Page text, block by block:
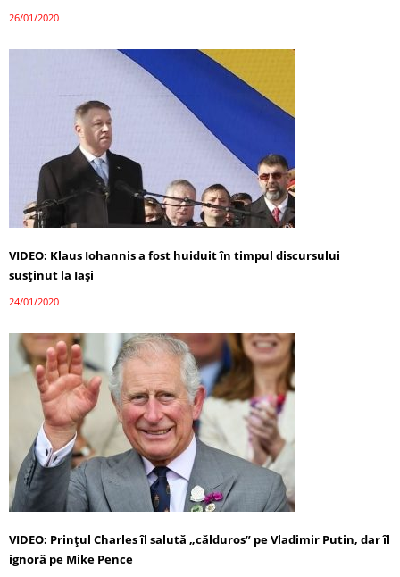
26/01/2020
VIDEO: Klaus Iohannis a fost huiduit în timpul discursului
susținut la Iași
24/01/2020
VIDEO: Prinţul Charles îl salută „călduros” pe Vladimir Putin, dar îl
ignoră pe Mike Pence